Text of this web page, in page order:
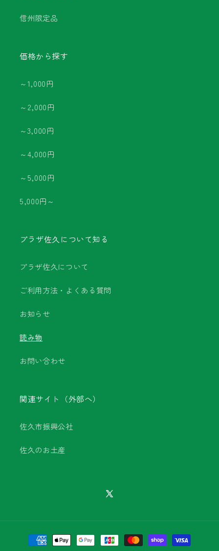
信州限定品
価格から探す
～1,000円
～2,000円
～3,000円
～4,000円
～5,000円
5,000円～
プラザ佐久について知る
プラザ佐久について
ご利用方法・よくある質問
お知らせ
読み物
お問い合わせ
関連サイト（外部へ）
佐久市振興公社
佐久のお土産
X
決